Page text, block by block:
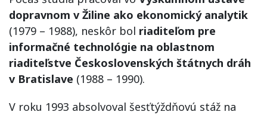
dopravnom v Žiline ako ekonomický analytik
(1979 – 1988), neskôr bol riaditeľom pre
informačné technológie na oblastnom
riaditeľstve Československých štátnych dráh
v Bratislave (1988 – 1990).
V roku 1993 absolvoval šesťtýždňovú stáž na